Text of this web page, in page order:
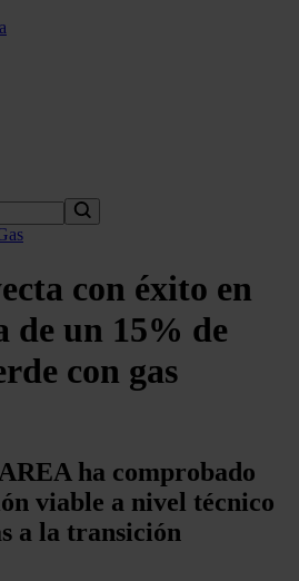
con éxito en
de un 15% de
con gas
ha comprobado
viable a nivel técnico
a la transición